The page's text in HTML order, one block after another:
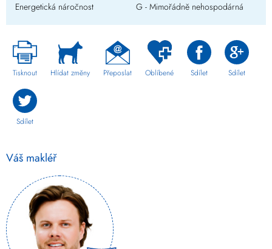
Energetická náročnost
G - Mimořádně nehospodárná
Tisknout Hlídat změny Přeposlat Oblíbené Sdílet Sdílet
Sdílet
Váš makléř